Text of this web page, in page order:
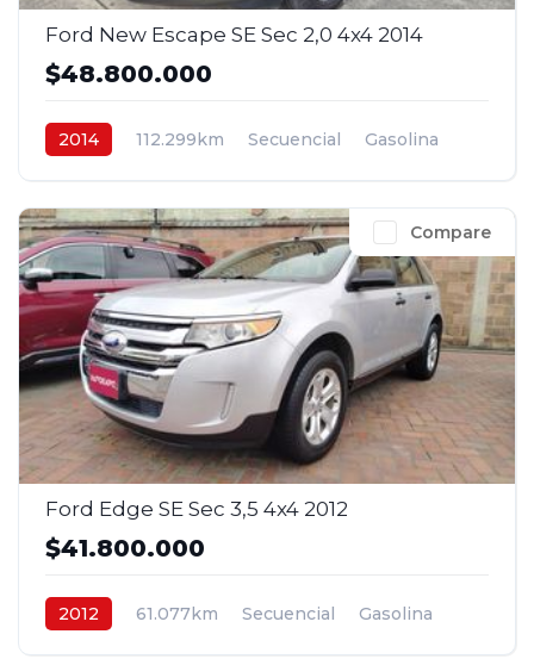
Ford New Escape SE Sec 2,0 4x4 2014
$48.800.000
2014 112.299km Secuencial
Gasolina
Compare
Ford Edge SE Sec 3,5 4x4 2012
$41.800.000
2012 61.077km Secuencial
Gasolina